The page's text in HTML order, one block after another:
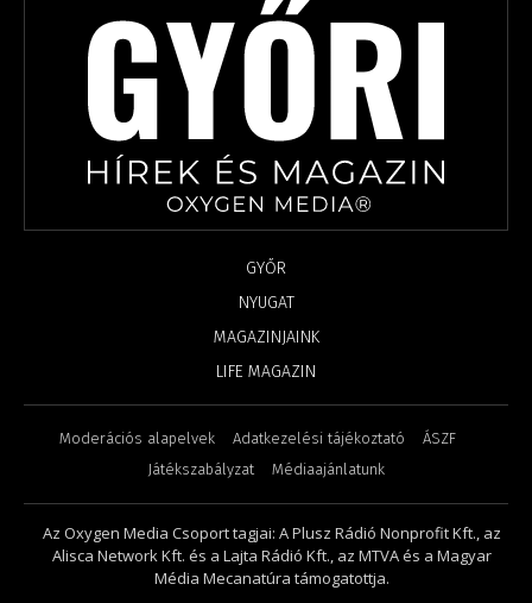
GYŐR
NYUGAT
MAGAZINJAINK
LIFE MAGAZIN
Moderációs alapelvek Adatkezelési tájékoztató
ÁSZF
Játékszabályzat
Médiaajánlatunk
Az Oxygen Media Csoport tagjai: A Plusz Rádió Nonprofit Kft., az
Alisca Network Kft. és a Lajta Rádió Kft., az MTVA és a Magyar
Média Mecanatúra támogatottja.